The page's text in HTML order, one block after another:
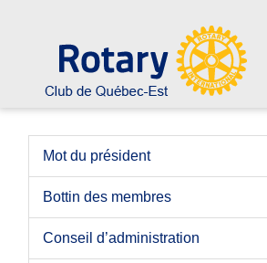
Mot du président
Bottin des membres
Conseil d’administration